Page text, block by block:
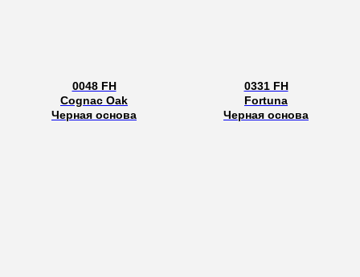
0048 FH
Cognac Oak
Черная основа
0331 FH
Fortuna
Черная основа